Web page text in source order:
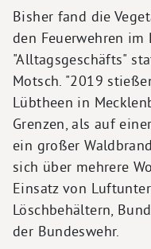
Bisher fand die
den Feuerwehren im
"Alltagsgeschäfts"
Motsch. "2019
Lübtheen in
Grenzen, als auf
ein großer
sich über mehrere
Einsatz von
Löschbehältern,
der Bundeswehr.